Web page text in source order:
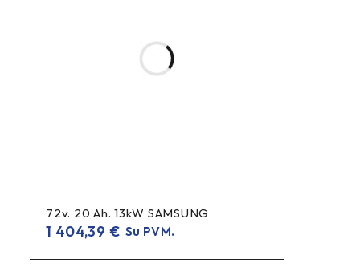
72v. 20 Ah. 13kW SAMSUNG
1 404,39 € Su PVM.